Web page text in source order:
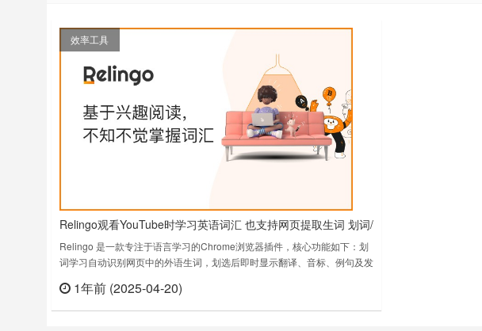
效率工具
Relingo观看YouTube时学习英语词汇 也支持网页提取生词 划词/
划句翻译
Relingo‌ 是一款专注于语言学习的Chrome浏览器插件，核心功能如下：划
词学习‌自动识别网页中的外语生词，划选后即时显示翻译、音标、例句及发
标签和难度分级‌。智能复习系统‌根据记忆曲线推送生词复习提醒，通过例句
卡片和填空练习强化记忆‌。提供词频统计和掌握进度可……
1年前 (2025-04-20)